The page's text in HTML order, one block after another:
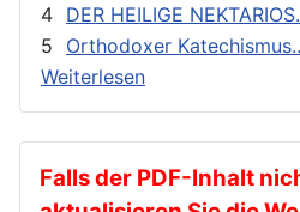
gnadenhafte
Heilige
Ikonen
Kalender
4 DER HEILIGE
5
Orthodoxer
Weiterlesen
Falls der PDF-Inhalt